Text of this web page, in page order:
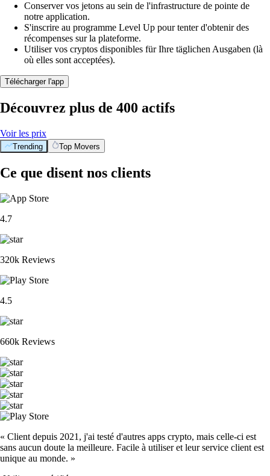
Conserver vos jetons au sein de l'infrastructure de pointe de
notre application.
S'inscrire au programme Level Up pour tenter d'obtenir des
récompenses sur la plateforme.
Utiliser vos cryptos disponibles für Ihre täglichen Ausgaben (là
où elles sont acceptées).
Télécharger l'app
Découvrez plus de 400 actifs
Voir les prix
Trending Top Movers
Ce que disent nos clients
4.7
320k Reviews
4.5
660k Reviews
« Client depuis 2021, j'ai testé d'autres apps crypto, mais celle-ci est
sans aucun doute la meilleure. Facile à utiliser et leur service client est
unique au monde. »